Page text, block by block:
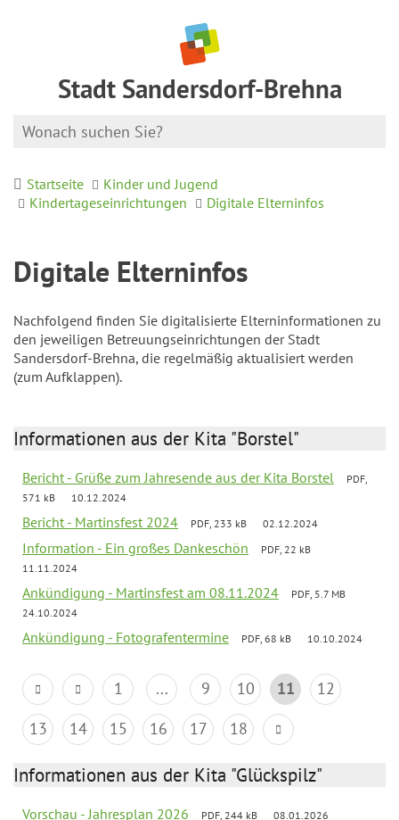
Stadt Sandersdorf-Brehna
Startseite
Kinder und Jugend
Kindertageseinrichtungen
Digitale Elterninfos
Digitale Elterninfos
Nachfolgend finden Sie digitalisierte Elterninformationen zu
den jeweiligen Betreuungseinrichtungen der Stadt
Sandersdorf-Brehna, die regelmäßig aktualisiert werden
(zum Aufklappen).
Informationen aus der Kita "Borstel"
Bericht - Grüße zum Jahresende aus der Kita Borstel
PDF,
571 kB
10.12.2024
Bericht - Martinsfest 2024 PDF, 233 kB 02.12.2024
Information - Ein großes Dankeschön
PDF, 22 kB
11.11.2024
Ankündigung - Martinsfest am 08.11.2024
PDF, 5.7 MB
24.10.2024
Ankündigung - Fotografentermine PDF, 68 kB 10.10.2024
1 ... 9 10 11
12
13
14 15 16 17 18
Informationen aus der Kita "Glückspilz"
Vorschau - Jahresplan 2026 PDF, 244 kB 08.01.2026